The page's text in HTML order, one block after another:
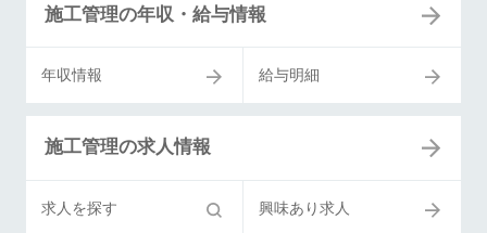
施工管理の年収・給与情報
年収情報 給与明細
施工管理の求人情報
求人を探す 興味あり求人